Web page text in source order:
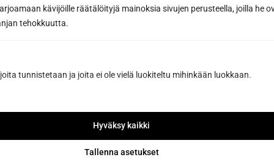
kävijöille räätälöityjä mainoksia sivujen perusteella, joilla he
tehokkuutta.
tunnistetaan ja joita ei ole vielä luokiteltu mihinkään luokkaan.
Tallenna asetukset
Hyväksy kaikki
Sun Sauna Oy, Jyväskylä